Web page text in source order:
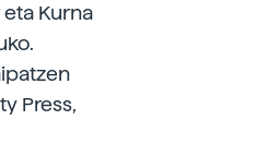
Kurna
Press,